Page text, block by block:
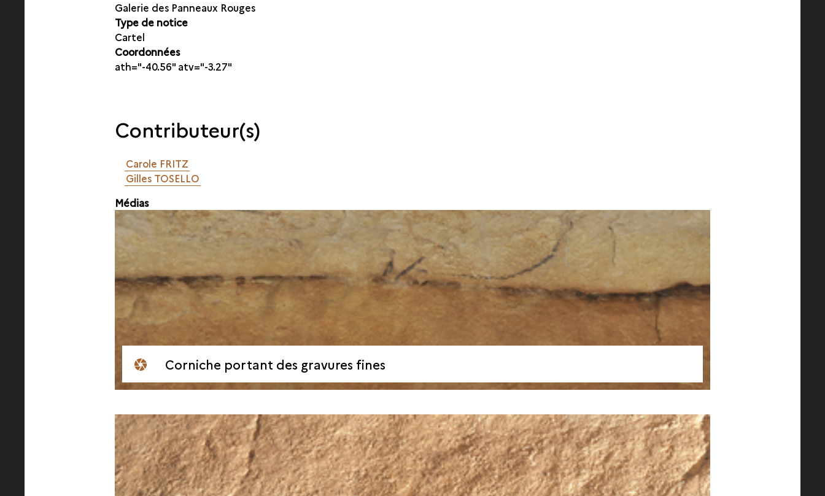
Galerie des Panneaux Rouges
Type de notice
Cartel
Coordonnées
ath="-40.56" atv="-3.27"
Contributeur(s)
Carole FRITZ
Gilles TOSELLO
Médias
Corniche portant des gravures fines